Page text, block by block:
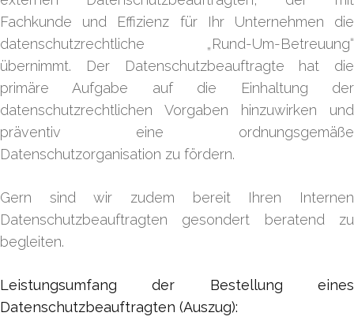
Fachkunde und Effizienz für Ihr Unternehmen die
datenschutzrechtliche „Rund-Um-Betreuung“
übernimmt. Der Datenschutzbeauftragte hat die
primäre Aufgabe auf die Einhaltung der
datenschutzrechtlichen Vorgaben hinzuwirken und
präventiv eine ordnungsgemäße
Datenschutzorganisation zu fördern.
Gern sind wir zudem bereit Ihren Internen
Datenschutzbeauftragten gesondert beratend zu
begleiten.
Leistungsumfang der Bestellung eines
Datenschutzbeauftragten (Auszug):